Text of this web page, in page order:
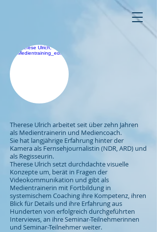
Therese Ulrich arbeitet seit über zehn Jahren
als Medientrainerin und Mediencoach.
Sie hat langjährige Erfahrung hinter der
Kamera als Fernsehjournalistin (NDR, ARD) und
als Regisseurin.
Therese Ulrich setzt durchdachte visuelle
Konzepte um, berät in Fragen der
Videokommunikation und gibt als
Medientrainerin mit Fortbildung in
systemischem Coaching ihre Kompetenz, ihren
Blick für Details und ihre Erfahrung aus
Hunderten von erfolgreich durchgeführten
Interviews,an ihre Seminar-Teilnehmerinnen
und Seminar-Teilnehmer weiter.